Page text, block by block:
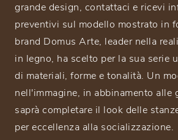
grande design, contattaci e ricevi
preventivi sul modello mostrato in
brand Domus Arte, leader nella
in legno, ha scelto per la sua serie
di materiali, forme e tonalità. Un
nell'immagine, in abbinamento alle
saprà completare il look delle
per eccellenza alla socializzazione.